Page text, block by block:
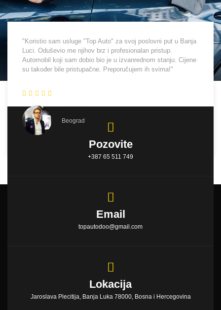
"Koristio sam usluge "Top Auto" za svoj poslovni put u Banja
Luci. Oduševio me njihov brz i profesionalan pristup.
Automobil koji sam dobio bio je u izvanrednom stanju. Cijene
su također bile pristupačne. Preporučujem ih svima!"
Beograd
Pozovite
+387 65 511 749
Email
topautodoo@gmail.com
Lokacija
Jaroslava Plecitija, Banja Luka 78000, Bosna i Hercegovina